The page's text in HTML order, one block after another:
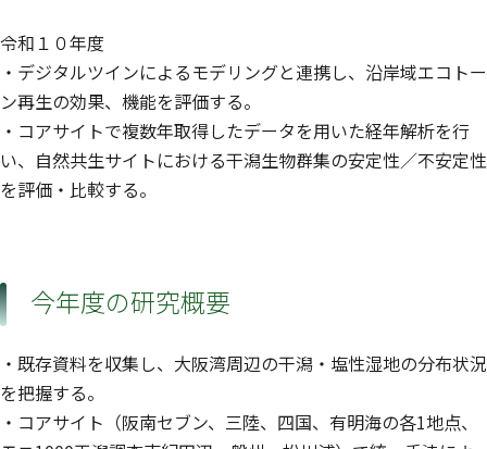
令和１０年度
・デジタルツインによるモデリングと連携し、沿岸域エコトー
ン再生の効果、機能を評価する。
・コアサイトで複数年取得したデータを用いた経年解析を行
い、自然共生サイトにおける干潟生物群集の安定性／不安定性
を評価・比較する。
今年度の研究概要
・既存資料を収集し、大阪湾周辺の干潟・塩性湿地の分布状況
を把握する。
・コアサイト（阪南セブン、三陸、四国、有明海の各1地点、